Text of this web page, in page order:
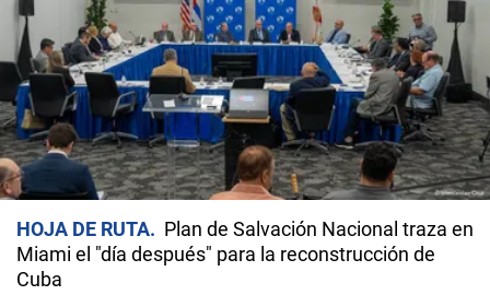
HOJA DE RUTA
Plan de Salvación Nacional traza en
Miami el "día después" para la reconstrucción de
Cuba